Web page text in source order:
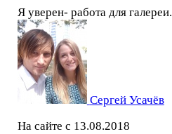
Я уверен- работа для галереи.
Сергей Усачёв
На сайте с 13.08.2018